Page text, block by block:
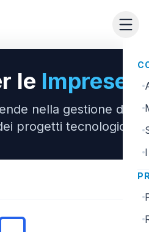
le Imprese
nella gestione del
progetti tecnologici.